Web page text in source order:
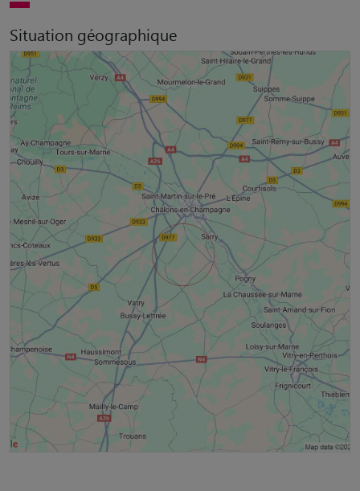
Situation géographique